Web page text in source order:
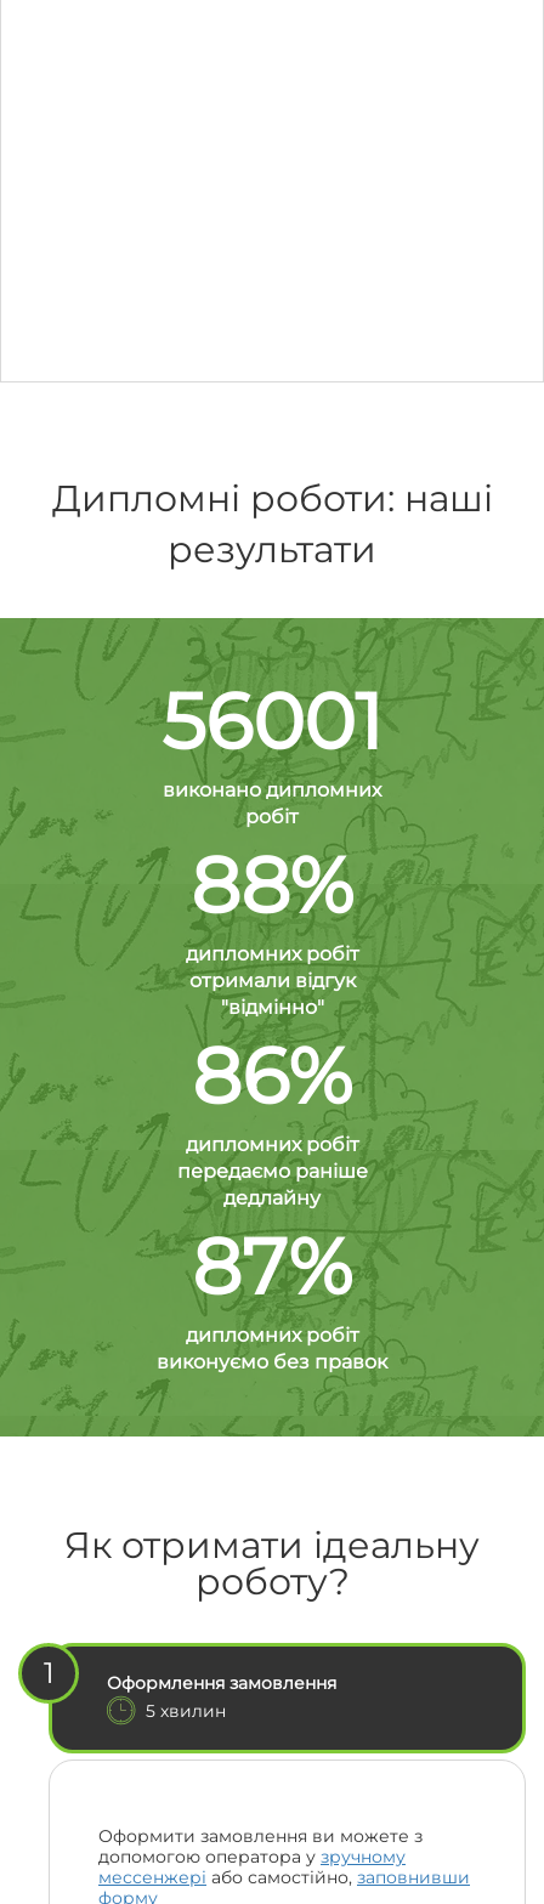
Дипломні роботи: наші
результати
56001
виконано дипломних
робіт
88%
дипломних робіт
отримали відгук
"відмінно"
86%
дипломних робіт
передаємо раніше
дедлайну
87%
дипломних робіт
виконуємо без правок
Як отримати ідеальну
роботу?
1
Оформлення замовлення
5 хвилин
Оформити замовлення ви можете з
допомогою оператора у зручному
мессенжері або самостійно, заповнивши
форму